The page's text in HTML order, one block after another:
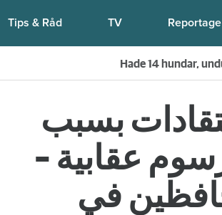
Tips & Råd TV Reportage
Kompisdealen blev verklighet – 40 år
بسبب
عقابية –
في